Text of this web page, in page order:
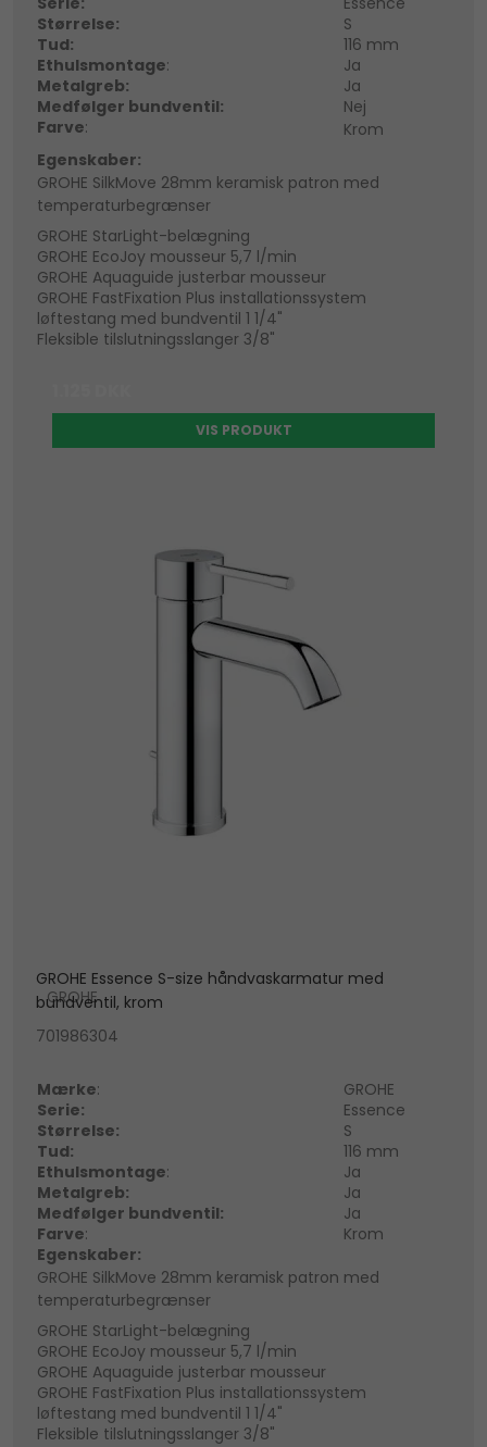
Størrelse:
S
Tud:
116 mm
Ethulsmontage:
Ja
Metalgreb:
Ja
Medfølger bundventil:
Nej
Farve:
Krom
Egenskaber:
GROHE SilkMove 28mm keramisk patron med
temperaturbegrænser
GROHE StarLight-belægning
GROHE EcoJoy mousseur 5,7 l/min
GROHE Aquaguide justerbar mousseur
GROHE FastFixation Plus installationssystem
løftestang med bundventil 1 1/4"
Fleksible tilslutningsslanger 3/8"
VIS PRODUKT
GROHE Essence S-size håndvaskarmatur med
bundventil, krom
GROHE
701986304
Mærke:
GROHE
Serie:
Essence
Størrelse:
S
Tud:
116 mm
Ethulsmontage:
Ja
Metalgreb:
Ja
Medfølger bundventil:
Ja
Farve:
Krom
Egenskaber:
GROHE SilkMove 28mm keramisk patron med
temperaturbegrænser
GROHE StarLight-belægning
GROHE EcoJoy mousseur 5,7 l/min
GROHE Aquaguide justerbar mousseur
GROHE FastFixation Plus installationssystem
løftestang med bundventil 1 1/4"
Fleksible tilslutningsslanger 3/8"